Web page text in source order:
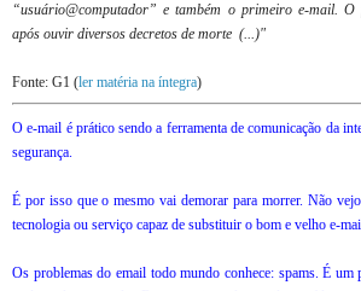
“usuário@computador” e também o primeiro e-mail.
após ouvir diversos decretos de morte (...)"
Fonte: G1 (ler matéria na íntegra)
O e-mail é prático sendo a ferramenta de comunicação da
segurança.
É por isso que o mesmo vai demorar para morrer. Não
tecnologia ou serviço capaz de substituir o bom e velho e-
Os problemas do email todo mundo conhece: spams. É um